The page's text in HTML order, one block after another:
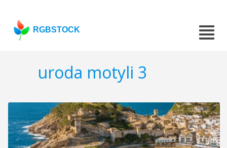
RGBSTOCK
uroda motyli 3